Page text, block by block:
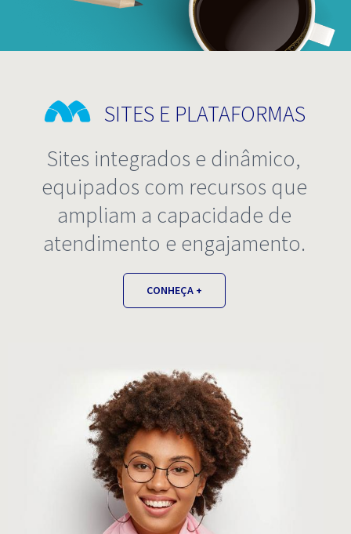
SITES E PLATAFORMAS
Sites integrados e dinâmico,
equipados com recursos que
ampliam a capacidade de
atendimento e engajamento.
CONHEÇA +